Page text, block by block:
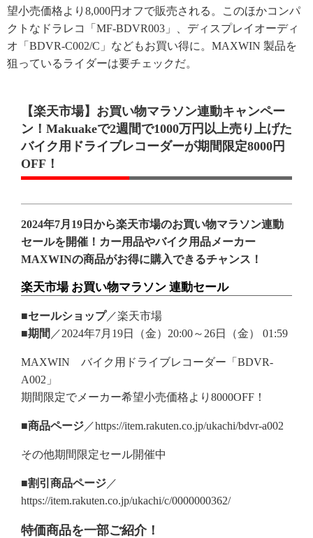
望小売価格より8,000円オフで販売される。このほかコンパ
クトなドラレコ「MF-BDVR003」、ディスプレイオーディ
オ「BDVR-C002/C」などもお買い得に。MAXWIN 製品を
狙っているライダーは要チェックだ。
【楽天市場】お買い物マラソン連動キャンペー
ン！Makuakeで2週間で1000万円以上売り上げた
バイク用ドライブレコーダーが期間限定8000円
OFF！
2024年7月19日から楽天市場のお買い物マラソン連動
セールを開催！カー用品やバイク用品メーカー
MAXWINの商品がお得に購入できるチャンス！
楽天市場 お買い物マラソン 連動セール
■セールショップ／楽天市場
■期間 ／2024年7月19日（金）20:00～26日（金） 01:59
MAXWIN バイク用ドライブレコーダー「BDVR-
A002」
期間限定でメーカー希望小売価格より8000OFF！
■商品ページ ／https://item.rakuten.co.jp/ukachi/bdvr-a002
その他期間限定セール開催中
■割引商品ページ ／
https://item.rakuten.co.jp/ukachi/c/0000000362/
特価商品を一部ご紹介！